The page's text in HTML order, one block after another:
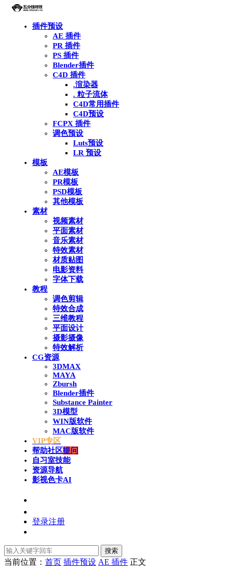
插件预设
AE 插件
PR 插件
PS 插件
Blender插件
C4D 插件
.渲染器
. 粒子流体
C4D常用插件
C4D预设
FCPX 插件
调色预设
Luts预设
LR 预设
模板
AE模板
PR模板
PSD模板
其他模板
素材
视频素材
平面素材
音乐素材
特效素材
材质贴图
电影资料
字体下载
教程
调色剪辑
特效合成
三维教程
平面设计
摄影摄像
特效解析
CG资源
3DMAX
MAYA
Zbursh
Blender插件
Substance Painter
3D模型
WIN版软件
MAC版软件
VIP专区
帮助社区提问
自习室技能
资源导航
影视色卡AI
登录注册
搜索
当前位置： 首页 插件预设 AE 插件 正文